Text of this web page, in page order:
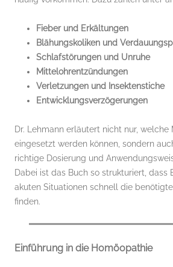
Fieber und Erkältungen
Blähungskoliken und
Schlafstörungen und Unruhe
Mittelohrentzündungen
Verletzungen und Insektenstiche
Entwicklungsverzögerungen
Dr. Lehmann erläutert nicht nur, welche
eingesetzt werden können, sondern
richtige Dosierung und
Dabei ist das Buch so strukturiert, dass
akuten Situationen schnell die
finden.
Einführung in die Homöopathie